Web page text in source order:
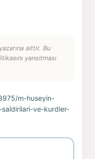
aittir. Bu
yansıtması
m-huseyin-
ve-kurdler-